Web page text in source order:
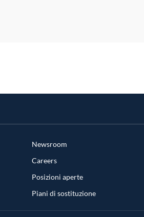
Newsroom
Careers
Posizioni aperte
Piani di sostituzione